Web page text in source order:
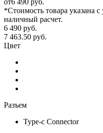
*Стоимость товара указана
наличный расчет.
6 490 руб.
7 463.50 руб.
Цвет
Разъем
Type-c Connector